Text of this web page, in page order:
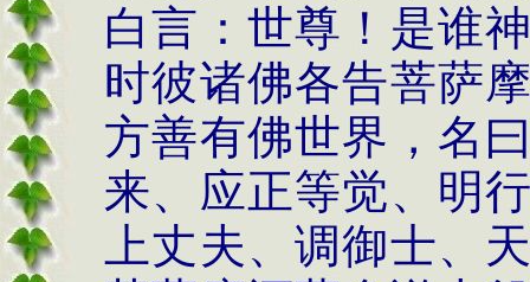
白言：世尊！是谁
时彼诸佛各告菩萨
方善有佛世界，名
来、应正等觉、明
上丈夫、调御士、